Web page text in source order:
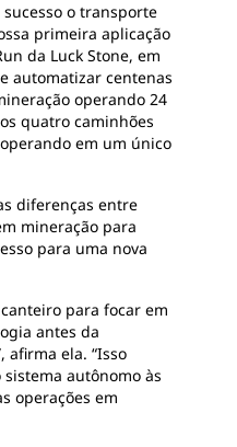
o transporte
primeira aplicação
da Luck Stone, em
automatizar centenas
operando 24
quatro caminhões
em um único
diferenças entre
mineração para
para uma nova
para focar em
antes da
afirma ela. “Isso
autônomo às
operações em